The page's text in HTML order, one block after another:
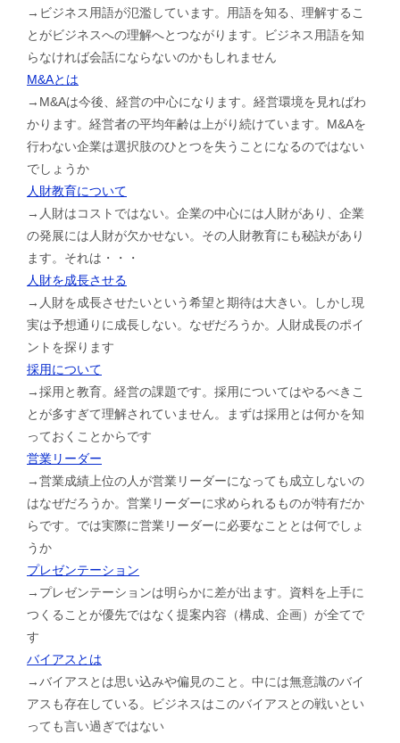
→ビジネス用語が氾濫しています。用語を知る、理解するこ
とがビジネスへの理解へとつながります。ビジネス用語を知
らなければ会話にならないのかもしれません
M&Aとは
→M&Aは今後、経営の中心になります。経営環境を見ればわ
かります。経営者の平均年齢は上がり続けています。M&Aを
行わない企業は選択肢のひとつを失うことになるのではない
でしょうか
人財教育について
→人財はコストではない。企業の中心には人財があり、企業
の発展には人財が欠かせない。その人財教育にも秘訣があり
ます。それは・・・
人財を成長させる
→人財を成長させたいという希望と期待は大きい。しかし現
実は予想通りに成長しない。なぜだろうか。人財成長のポイ
ントを探ります
採用について
→採用と教育。経営の課題です。採用についてはやるべきこ
とが多すぎて理解されていません。まずは採用とは何かを知
っておくことからです
営業リーダー
→営業成績上位の人が営業リーダーになっても成立しないの
はなぜだろうか。営業リーダーに求められるものが特有だか
らです。では実際に営業リーダーに必要なこととは何でしょ
うか
プレゼンテーション
→プレゼンテーションは明らかに差が出ます。資料を上手に
つくることが優先ではなく提案内容（構成、企画）が全てで
す
バイアスとは
→バイアスとは思い込みや偏見のこと。中には無意識のバイ
アスも存在している。ビジネスはこのバイアスとの戦いとい
っても言い過ぎではない